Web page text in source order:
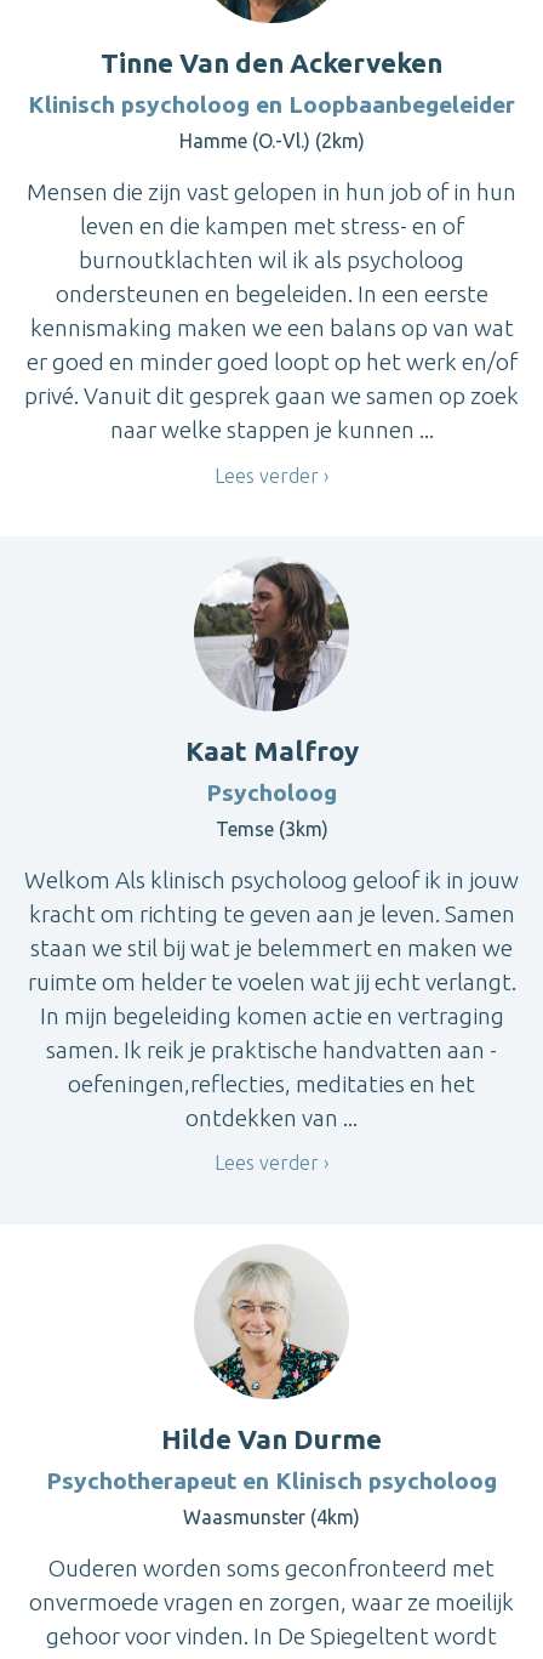
Tinne Van den Ackerveken
Klinisch psycholoog en Loopbaanbegeleider
Hamme (O.-Vl.) (2km)
Mensen die zijn vast gelopen in hun job of in hun
leven en die kampen met stress- en of
burnoutklachten wil ik als psycholoog
ondersteunen en begeleiden. In een eerste
kennismaking maken we een balans op van wat
er goed en minder goed loopt op het werk en/of
privé. Vanuit dit gesprek gaan we samen op zoek
naar welke stappen je kunnen ...
Lees verder
Kaat Malfroy
Psycholoog
Temse (3km)
Welkom Als klinisch psycholoog geloof ik in jouw
kracht om richting te geven aan je leven. Samen
staan we stil bij wat je belemmert en maken we
ruimte om helder te voelen wat jij echt verlangt.
In mijn begeleiding komen actie en vertraging
samen. Ik reik je praktische handvatten aan -
oefeningen,reflecties, meditaties en het
ontdekken van ...
Lees verder
Hilde Van Durme
Psychotherapeut en Klinisch psycholoog
Waasmunster (4km)
Ouderen worden soms geconfronteerd met
onvermoede vragen en zorgen, waar ze moeilijk
gehoor voor vinden. In De Spiegeltent wordt